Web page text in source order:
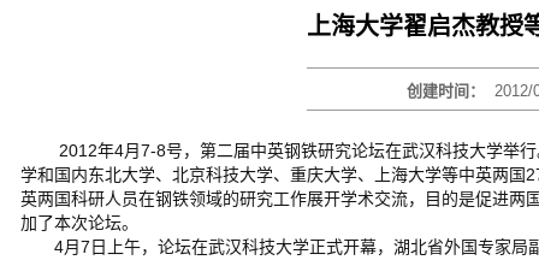
上海大学翟启杰教授
创建时间：2012/
2012年4月7-8号，第二届中英钢铁研究论坛在武汉科技大学举行
学和国内东北大学、北京科技大学、重庆大学、上海大学等中英两
英两国科研人员在钢铁领域的研究工作展开学术交流，目的是促进
加了本次论坛。
4月7日上午，论坛在武汉科技大学正式开幕，湖北省外国专家局